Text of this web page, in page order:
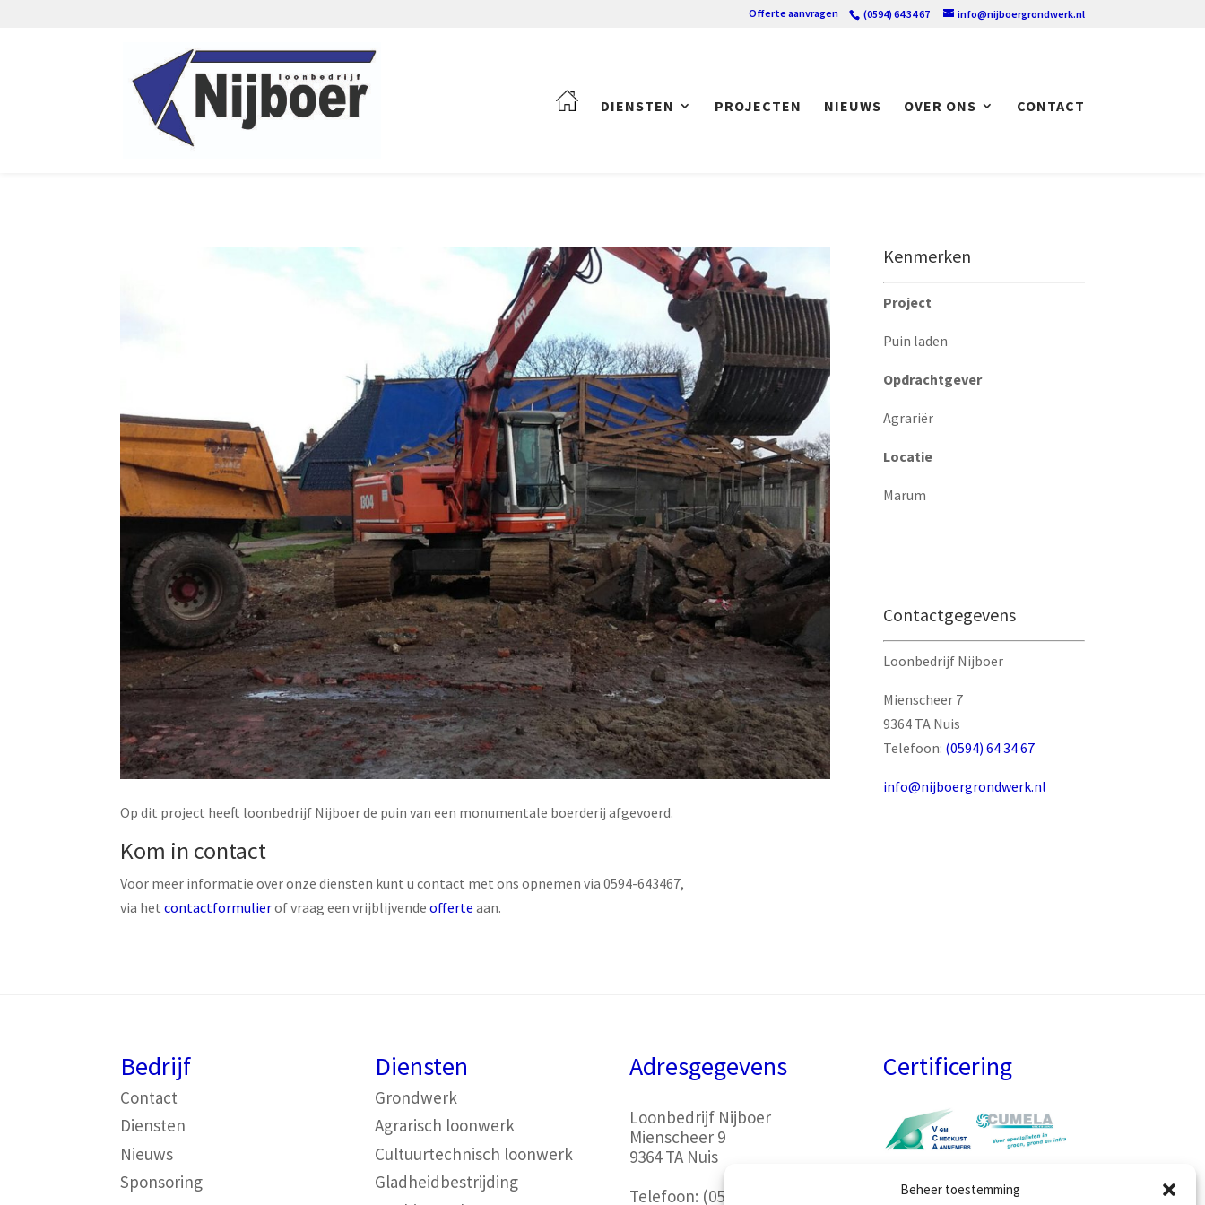
Beheer toestemming
(0594) 64 34 67 info@nijboergrondwerk.nl
Offerte aanvragen
DIENSTEN PROJECTEN NIEUWS OVER ONS CONTACT
Op dit project heeft loonbedrijf Nijboer de puin van een monumentale boerderij afgevoerd.
Kom in contact
Voor meer informatie over onze diensten kunt u contact met ons opnemen via 0594-643467,
via hetcontactformulierof vraag een vrijblijvendeofferte aan.
Kenmerken
Project
Puin laden
Opdrachtgever
Agrariër
Locatie
Marum
Contactgegevens
Loonbedrijf Nijboer
Mienscheer 7
9364 TA Nuis
Telefoon: (0594) 64 34 67
info@nijboergrondwerk.nl
Bedrijf
Contact
Diensten
Nieuws
Sponsoring
Diensten
Grondwerk
Agrarisch loonwerk
Cultuurtechnisch loonwerk
Gladheidbestrijding
Adresgegevens
Loonbedrijf Nijboer
Mienscheer 9
9364 TA Nuis
Telefoon: (0594) 64 34 67
Certificering